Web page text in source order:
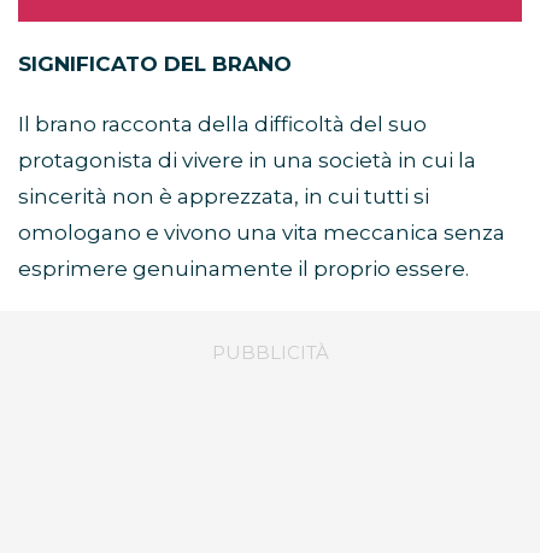
SIGNIFICATO DEL BRANO
Il brano racconta della difficoltà del suo
protagonista di vivere in una società in cui la
sincerità non è apprezzata, in cui tutti si
omologano e vivono una vita meccanica senza
esprimere genuinamente il proprio essere.